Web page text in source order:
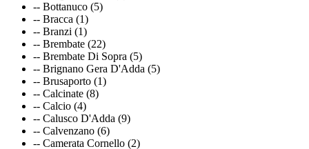
-- Bottanuco (5)
-- Bracca (1)
-- Branzi (1)
-- Brembate (22)
-- Brembate Di Sopra (5)
-- Brignano Gera D'Adda (5)
-- Brusaporto (1)
-- Calcinate (8)
-- Calcio (4)
-- Calusco D'Adda (9)
-- Calvenzano (6)
-- Camerata Cornello (2)